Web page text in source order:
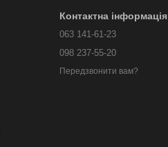
Контактна інформація
063 141-61-23
098 237-55-20
Передзвонити вам?